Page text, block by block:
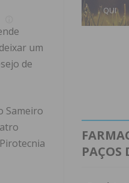
um
de
Sameiro
QUI
PAÇOS